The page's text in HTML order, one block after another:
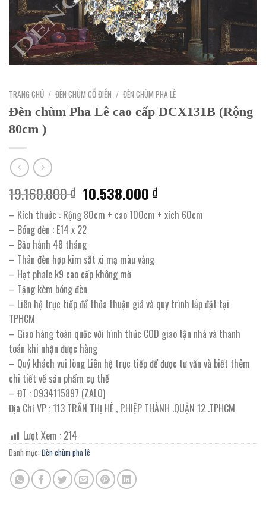
TRANG CHỦ / ĐÈN CHÙM CỔ ĐIỂN / ĐÈN CHÙM PHA LÊ
Đèn chùm Pha Lê cao cấp DCX131B (Rộng
80cm )
19.160.000₫ Giá
gốc
là:
19.160.000 ₫.
10.538.000₫Giá
hiện
tại
– Kích thước : Rộng 80cm + cao 100cm + xích 60cm
– Bóng đèn : E14 x 22
– Bảo hành 48 tháng
– Thân đèn hợp kim sắt xi mạ màu vàng
– Hạt phale k9 cao cấp không mờ
– Tặng kèm bóng đèn
– Liên hệ trực tiếp để thỏa thuận giá và quy trình lắp đặt tại
TPHCM
– Giao hàng toàn quốc với hình thức COD giao tận nhà và thanh
toán khi nhận được hàng
– Quý khách vui lòng Liên hệ trực tiếp để được tư vấn và biết thêm
chi tiết về sản phẩm cụ thể
– ĐT : 0934115897 (ZALO)
Địa Chỉ VP : 113 TRẦN THỊ HÈ , P.HIỆP THÀNH .QUẬN 12 .TPHCM
Lượt Xem : 214
Danh mục: Đèn chùm pha lê